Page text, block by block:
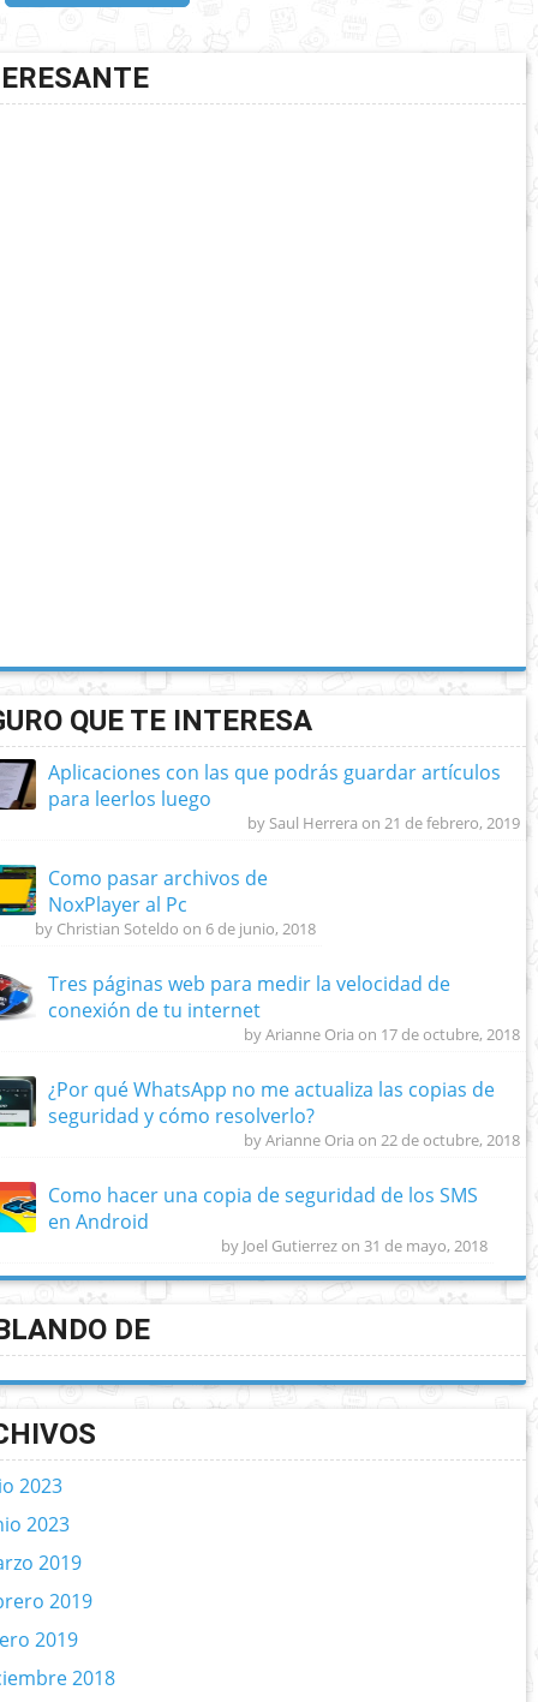
QUE TE INTERESA
Aplicaciones con las que podrás guardar artículos
para leerlos luego
by Saul Herrera on 21 de febrero, 2019
Como pasar archivos de
NoxPlayer al Pc
by Christian Soteldo on 6 de junio, 2018
Tres páginas web para medir la velocidad de
conexión de tu internet
by Arianne Oria on 17 de octubre, 2018
¿Por qué WhatsApp no me actualiza las copias de
seguridad y cómo resolverlo?
by Arianne Oria on 22 de octubre, 2018
Como hacer una copia de seguridad de los SMS
en Android
by Joel Gutierrez on 31 de mayo, 2018
DE
2023
2023
2019
2019
2019
2018